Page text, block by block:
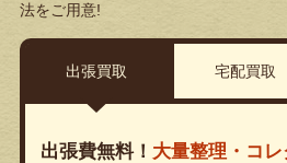
法をご用意!
出張買取 宅配買取
出張費無料！ 大量整理・コ